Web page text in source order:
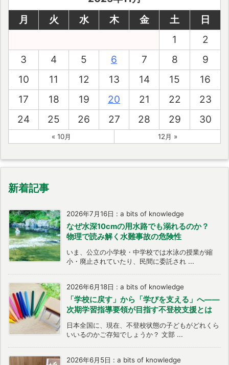
月
火 水 木 金 土
日
1
2
3
4 5 6 7 8
9
10
11 12 13 14 15
16
17
18 19 20 21 22
23
24
25 26 27 28 29 30
« 10月 12月 »
新着記事
2026年7月16日 : a bits of knowledge
なぜ水深10cmの用水路でも溺れるのか？
物理で読み解く水難事故の危険性
いま、公立の小学校・中学校では水泳の授業が縮
小・廃止されていたり、民間に委託され ...
2026年6月18日 : a bits of knowledge
「学校に戻す」から「学びを支える」へ――
次期学習指導要領が目指す不登校支援とは
日本全国に、現在、不登校状態の子どもがどれくら
いいるのかご存知でしょうか？ 文部 ...
2026年6月5日 : a bits of knowledge